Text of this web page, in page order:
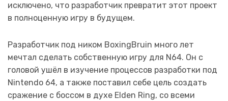
исключено, что разработчик превратит этот проект
в полноценную игру в будущем.
Разработчик под ником BoxingBruin много лет
мечтал сделать собственную игру для N64. Он с
головой ушёл в изучение процессов разработки под
Nintendo 64, а также поставил себе цель создать
сражение с боссом в духе Elden Ring, со всеми